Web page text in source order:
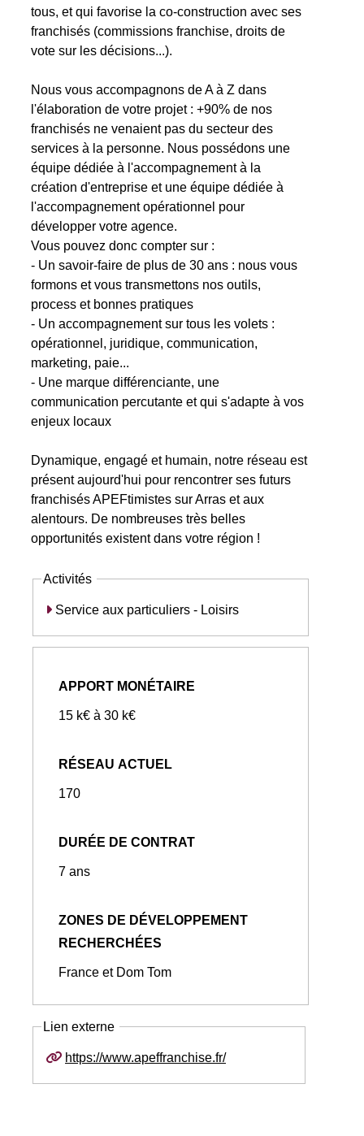
tous, et qui favorise la co-construction avec ses
franchisés (commissions franchise, droits de
vote sur les décisions...).
Nous vous accompagnons de A à Z dans
l'élaboration de votre projet : +90% de nos
franchisés ne venaient pas du secteur des
services à la personne. Nous possédons une
équipe dédiée à l'accompagnement à la
création d'entreprise et une équipe dédiée à
l'accompagnement opérationnel pour
développer votre agence.
Vous pouvez donc compter sur :
- Un savoir-faire de plus de 30 ans : nous vous
formons et vous transmettons nos outils,
process et bonnes pratiques
- Un accompagnement sur tous les volets :
opérationnel, juridique, communication,
marketing, paie...
- Une marque différenciante, une
communication percutante et qui s'adapte à vos
enjeux locaux
Dynamique, engagé et humain, notre réseau est
présent aujourd'hui pour rencontrer ses futurs
franchisés APEFtimistes sur Arras et aux
alentours. De nombreuses très belles
opportunités existent dans votre région !
Activités
Service aux particuliers - Loisirs
APPORT MONÉTAIRE
15 k€ à 30 k€
RÉSEAU ACTUEL
170
DURÉE DE CONTRAT
7 ans
ZONES DE DÉVELOPPEMENT
RECHERCHÉES
France et Dom Tom
Lien externe
https://www.apeffranchise.fr/